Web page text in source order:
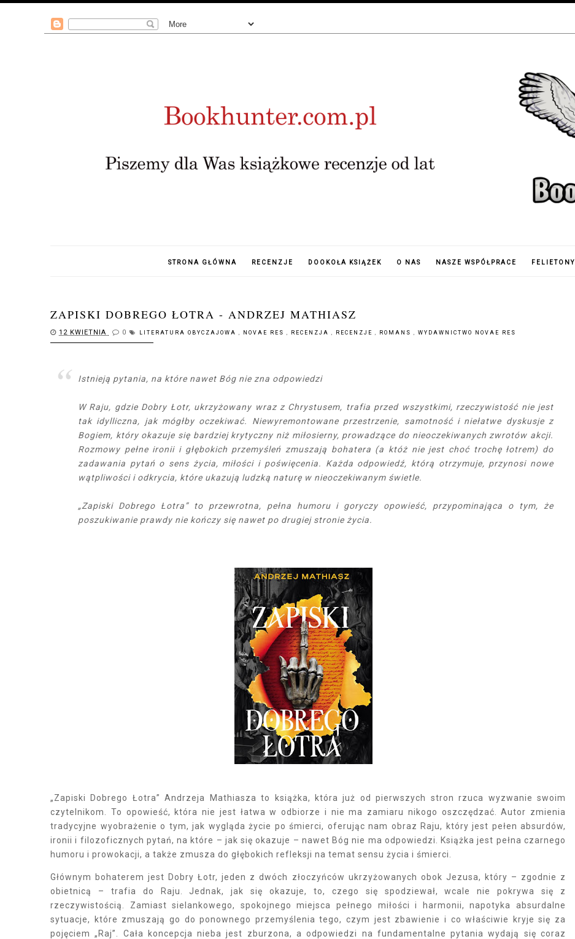
STRONA GŁÓWNA RECENZJE DOOKOŁA KSIĄŻEK O NAS NASZE WSPÓŁPRACE FELIETONY
ZAPISKI DOBREGO ŁOTRA - ANDRZEJ MATHIASZ
12 KWIETNIA 0 LITERATURA OBYCZAJOWA NOVAE RES RECENZJA RECENZJE ROMANS WYDAWNICTWO NOVAE RES
Istnieją pytania, na które nawet Bóg nie zna odpowiedzi
W Raju, gdzie Dobry Łotr, ukrzyżowany wraz z Chrystusem, trafia przed wszystkimi, rzeczywistość nie jest
tak idylliczna, jak mógłby oczekiwać. Niewyremontowane przestrzenie, samotność i niełatwe dyskusje z
Bogiem, który okazuje się bardziej krytyczny niż miłosierny, prowadzące do nieoczekiwanych zwrotów akcji.
Rozmowy pełne ironii i głębokich przemyśleń zmuszają bohatera (a któż nie jest choć trochę łotrem) do
zadawania pytań o sens życia, miłości i poświęcenia. Każda odpowiedź, którą otrzymuje, przynosi nowe
wątpliwości i odkrycia, które ukazują ludzką naturę w nieoczekiwanym świetle.
„Zapiski Dobrego Łotra” to przewrotna, pełna humoru i goryczy opowieść, przypominająca o tym, że
poszukiwanie prawdy nie kończy się nawet po drugiej stronie życia.
„Zapiski Dobrego Łotra” Andrzeja Mathiasza to książka, która już od pierwszych stron rzuca wyzwanie swoim
czytelnikom. To opowieść, która nie jest łatwa w odbiorze i nie ma zamiaru nikogo oszczędzać. Autor zmienia
tradycyjne wyobrażenie o tym, jak wygląda życie po śmierci, oferując nam obraz Raju, który jest pełen absurdów,
ironii i filozoficznych pytań, na które – jak się okazuje – nawet Bóg nie ma odpowiedzi. Książka jest pełna czarnego
humoru i prowokacji, a także zmusza do głębokich refleksji na temat sensu życia i śmierci.
Głównym bohaterem jest Dobry Łotr, jeden z dwóch złoczyńców ukrzyżowanych obok Jezusa, który – zgodnie z
obietnicą – trafia do Raju. Jednak, jak się okazuje, to, czego się spodziewał, wcale nie pokrywa się z
rzeczywistością. Zamiast sielankowego, spokojnego miejsca pełnego miłości i harmonii, napotyka absurdalne
sytuacje, które zmuszają go do ponownego przemyślenia tego, czym jest zbawienie i co właściwie kryje się za
pojęciem „Raj”. Cała koncepcja nieba jest zburzona, a odpowiedzi na fundamentalne pytania wydają się coraz